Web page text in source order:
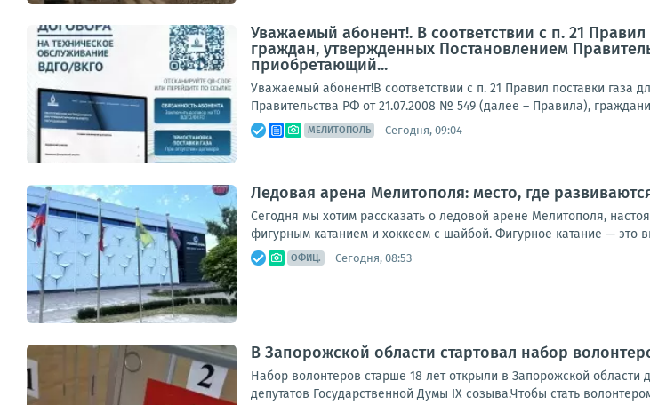
Уважаемый абонент!. В соответствии с п. 21
граждан, утвержденных Постановлением
приобретающий...
Уважаемый абонент!В соответствии с п. 21 Правил поставки
Правительства РФ от 21.07.2008 № 549 (далее – Правила),
МЕЛИТОПОЛЬ Сегодня, 09:04
Ледовая арена Мелитополя: место, где
Сегодня мы хотим рассказать о ледовой арене Мелитополя,
фигурным катанием и хоккеем с шайбой. Фигурное катание — это
ОФИЦ. Сегодня, 08:53
В Запорожской области стартовал набор
Набор волонтеров старше 18 лет открыли в Запорожской
депутатов Государственной Думы IX созыва.Чтобы стать